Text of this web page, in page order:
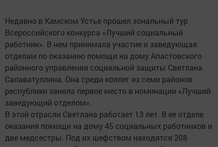
Недавно в Камском Устье прошел зональный тур
Всероссийского конкурса «Лучший социальный
работник». В нем принимала участие и заведующая
отделам по оказанию помощи на дому Апастовского
районного управления социальной защиты Светлана
Салаватуллина. Она среди коллег из семи районов
республики заняла первое место в номинации «Лучший
заведующий отделом».
В этой отрасли Светлана работает 13 лет. В ее отделе
оказания помощи на дому 45 социальных работников и
две медсестры. Под их шефством находятся 208